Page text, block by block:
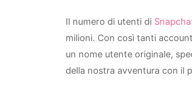
Il numero di utenti di
milioni. Con così tanti
un nome utente originale,
della nostra avventura con il